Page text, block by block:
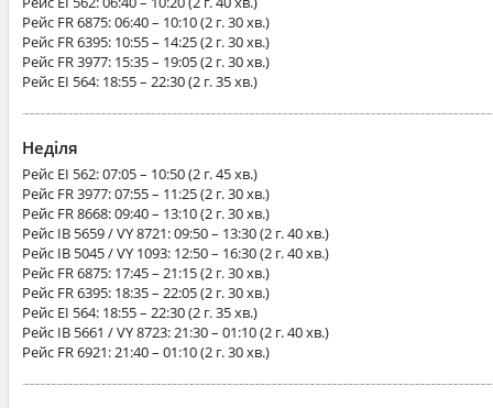
Рейс FR 6875: 06:40 – 10:10 (2 г. 30 хв.)
Рейс FR 6395: 10:55 – 14:25 (2 г. 30 хв.)
Рейс FR 3977: 15:35 – 19:05 (2 г. 30 хв.)
Рейс EI 564: 18:55 – 22:30 (2 г. 35 хв.)
Неділя
Рейс EI 562: 07:05 – 10:50 (2 г. 45 хв.)
Рейс FR 3977: 07:55 – 11:25 (2 г. 30 хв.)
Рейс FR 8668: 09:40 – 13:10 (2 г. 30 хв.)
Рейс IB 5659 / VY 8721: 09:50 – 13:30 (2 г. 40 хв.)
Рейс IB 5045 / VY 1093: 12:50 – 16:30 (2 г. 40 хв.)
Рейс FR 6875: 17:45 – 21:15 (2 г. 30 хв.)
Рейс FR 6395: 18:35 – 22:05 (2 г. 30 хв.)
Рейс EI 564: 18:55 – 22:30 (2 г. 35 хв.)
Рейс IB 5661 / VY 8723: 21:30 – 01:10 (2 г. 40 хв.)
Рейс FR 6921: 21:40 – 01:10 (2 г. 30 хв.)